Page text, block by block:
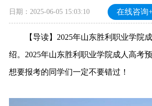
日期：2025-06-05 15:03:10 在线咨询
【导读】2025年山东胜利职业学院
绍。 2025年山东胜利职业学院成人高考
想要报考的同学们一定不要错过！